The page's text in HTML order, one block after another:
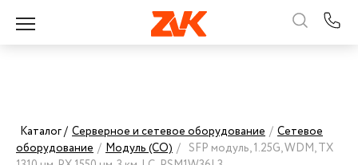
Каталог / Серверное и сетевое оборудование / Сетевое
оборудование / Модуль (СО) / SFP модуль, 1.25G, WDM, TX